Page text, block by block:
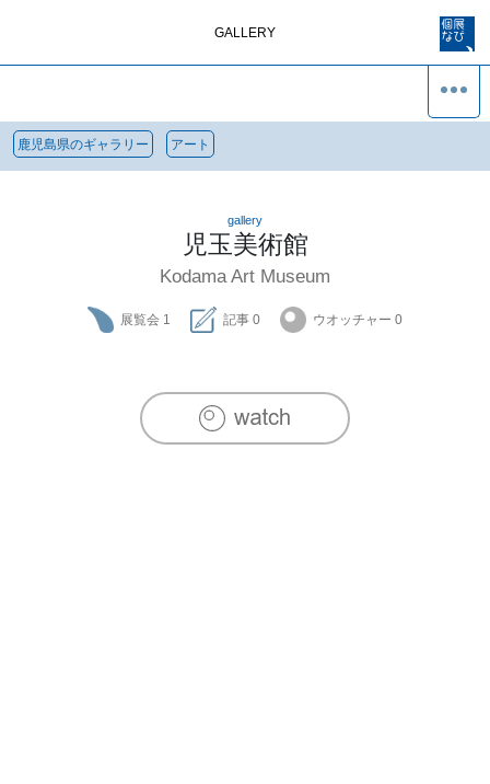
GALLERY
鹿児島県のギャラリー アート
gallery
児玉美術館
Kodama Art Museum
展覧会 1 記事 0 ウオッチャー 0